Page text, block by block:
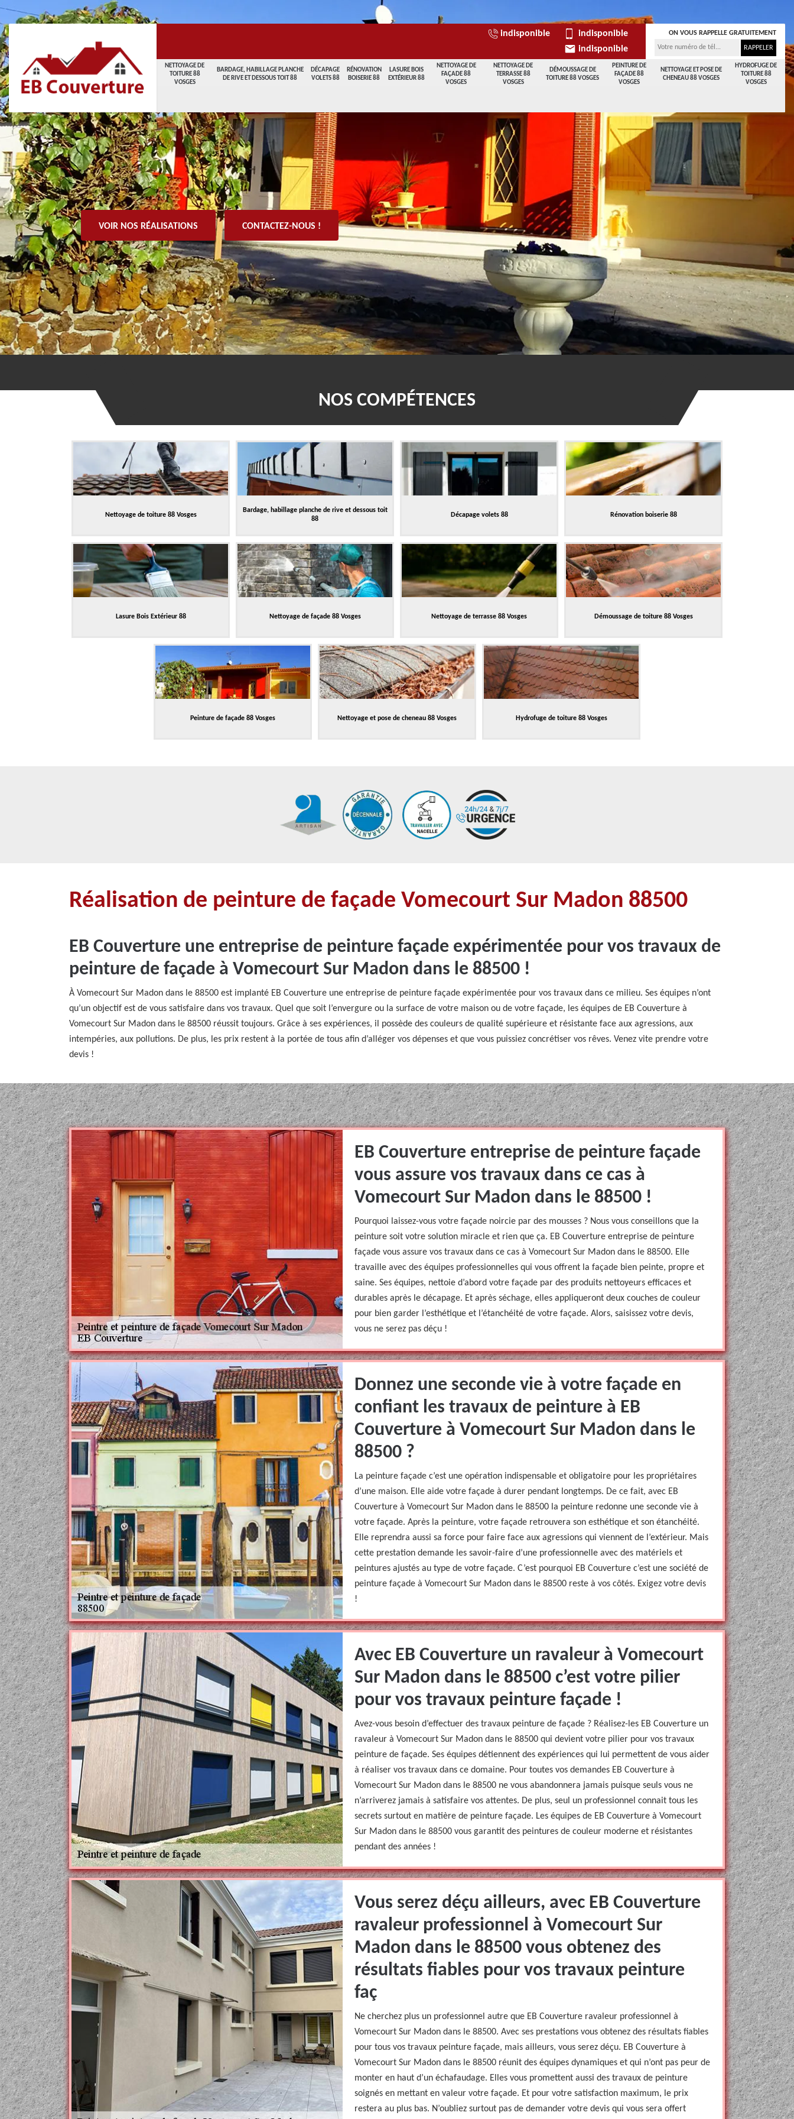
NETTOYAGE DE
TOITURE 88
VOSGES
BARDAGE, HABILLAGE PLANCHE
DE RIVE ET DESSOUS TOIT 88
DÉCAPAGE
VOLETS 88
RÉNOVATION
BOISERIE 88
LASURE BOIS
EXTÉRIEUR 88
NETTOYAGE DE
FAÇADE 88
VOSGES
NETTOYAGE DE
TERRASSE 88
VOSGES
DÉMOUSSAGE DE
TOITURE 88 VOSGES
PEINTURE DE
FAÇADE 88
VOSGES
NETTOYAGE ET POSE DE
CHENEAU 88 VOSGES
HYDROFUGE DE
TOITURE 88
VOSGES
indisponible
indisponible
indisponible
ON VOUS RAPPELLE GRATUITEMENT
VOIR NOS RÉALISATIONS CONTACTEZ-NOUS !
NOS COMPÉTENCES
Nettoyage de toiture 88 Vosges
Bardage, habillage planche de rive et dessous toit
88
Décapage volets 88 Rénovation boiserie 88
Lasure Bois Extérieur 88 Nettoyage de façade 88 Vosges Nettoyage de terrasse 88 Vosges Démoussage de toiture 88 Vosges
Peinture de façade 88 Vosges Nettoyage et pose de cheneau 88 Vosges Hydrofuge de toiture 88 Vosges
Réalisation de peinture de façade Vomecourt Sur Madon 88500
EB Couverture une entreprise de peinture façade expérimentée pour vos travaux de
peinture de façade à Vomecourt Sur Madon dans le 88500 !
À Vomecourt Sur Madon dans le 88500 est implanté EB Couverture une entreprise de peinture façade expérimentée pour vos travaux dans ce milieu. Ses équipes n’ont
qu’un objectif est de vous satisfaire dans vos travaux. Quel que soit l’envergure ou la surface de votre maison ou de votre façade, les équipes de EB Couverture à
Vomecourt Sur Madon dans le 88500 réussit toujours. Grâce à ses expériences, il possède des couleurs de qualité supérieure et résistante face aux agressions, aux
intempéries, aux pollutions. De plus, les prix restent à la portée de tous afin d’alléger vos dépenses et que vous puissiez concrétiser vos rêves. Venez vite prendre votre
devis !
EB Couverture entreprise de peinture façade
vous assure vos travaux dans ce cas à
Vomecourt Sur Madon dans le 88500 !
Pourquoi laissez-vous votre façade noircie par des mousses ? Nous vous conseillons que la
peinture soit votre solution miracle et rien que ça. EB Couverture entreprise de peinture
façade vous assure vos travaux dans ce cas à Vomecourt Sur Madon dans le 88500. Elle
travaille avec des équipes professionnelles qui vous offrent la façade bien peinte, propre et
saine. Ses équipes, nettoie d’abord votre façade par des produits nettoyeurs efficaces et
durables après le décapage. Et après séchage, elles appliqueront deux couches de couleur
pour bien garder l’esthétique et l’étanchéité de votre façade. Alors, saisissez votre devis,
vous ne serez pas déçu !
Donnez une seconde vie à votre façade en
confiant les travaux de peinture à EB
Couverture à Vomecourt Sur Madon dans le
88500 ?
La peinture façade c’est une opération indispensable et obligatoire pour les propriétaires
d’une maison. Elle aide votre façade à durer pendant longtemps. De ce fait, avec EB
Couverture à Vomecourt Sur Madon dans le 88500 la peinture redonne une seconde vie à
votre façade. Après la peinture, votre façade retrouvera son esthétique et son étanchéité.
Elle reprendra aussi sa force pour faire face aux agressions qui viennent de l’extérieur. Mais
cette prestation demande les savoir-faire d’une professionnelle avec des matériels et
peintures ajustés au type de votre façade. C’est pourquoi EB Couverture c’est une société de
peinture façade à Vomecourt Sur Madon dans le 88500 reste à vos côtés. Exigez votre devis
!
Avec EB Couverture un ravaleur à Vomecourt
Sur Madon dans le 88500 c’est votre pilier
pour vos travaux peinture façade !
Avez-vous besoin d’effectuer des travaux peinture de façade ? Réalisez-les EB Couverture un
ravaleur à Vomecourt Sur Madon dans le 88500 qui devient votre pilier pour vos travaux
peinture de façade. Ses équipes détiennent des expériences qui lui permettent de vous aider
à réaliser vos travaux dans ce domaine. Pour toutes vos demandes EB Couverture à
Vomecourt Sur Madon dans le 88500 ne vous abandonnera jamais puisque seuls vous ne
n’arriverez jamais à satisfaire vos attentes. De plus, seul un professionnel connait tous les
secrets surtout en matière de peinture façade. Les équipes de EB Couverture à Vomecourt
Sur Madon dans le 88500 vous garantit des peintures de couleur moderne et résistantes
pendant des années !
Vous serez déçu ailleurs, avec EB Couverture
ravaleur professionnel à Vomecourt Sur
Madon dans le 88500 vous obtenez des
résultats fiables pour vos travaux peinture
faç
Ne cherchez plus un professionnel autre que EB Couverture ravaleur professionnel à
Vomecourt Sur Madon dans le 88500. Avec ses prestations vous obtenez des résultats fiables
pour tous vos travaux peinture façade, mais ailleurs, vous serez déçu. EB Couverture à
Vomecourt Sur Madon dans le 88500 réunit des équipes dynamiques et qui n’ont pas peur de
monter en haut d’un échafaudage. Elles vous promettent aussi des travaux de peinture
soignés en mettant en valeur votre façade. Et pour votre satisfaction maximum, le prix
restera au plus bas. N’oubliez surtout pas de demander votre devis qui vous sera offert